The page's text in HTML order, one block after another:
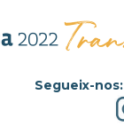
Segueix-nos: